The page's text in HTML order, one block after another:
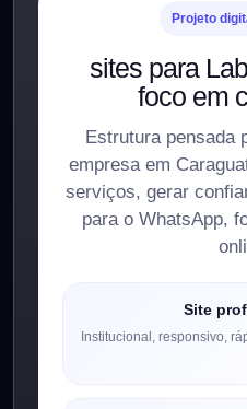
Projeto
sites para
foco em
Estrutura pensada
empresa em
serviços, gerar
para o WhatsApp,
Site
Institucional, responsivo,